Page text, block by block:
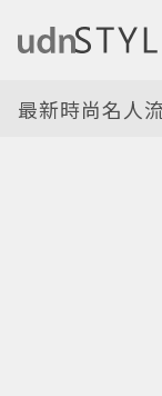
最新時尚名人